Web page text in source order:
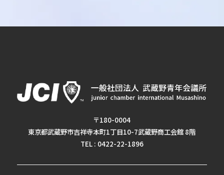
〒180-0004
東京都武蔵野市吉祥寺本町1丁目10-7武蔵野商工会館 8階
TEL : 0422-22-1896